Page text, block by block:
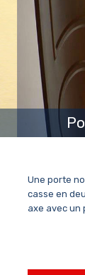
EN SAVOIR
Une porte
casse en
axe avec un